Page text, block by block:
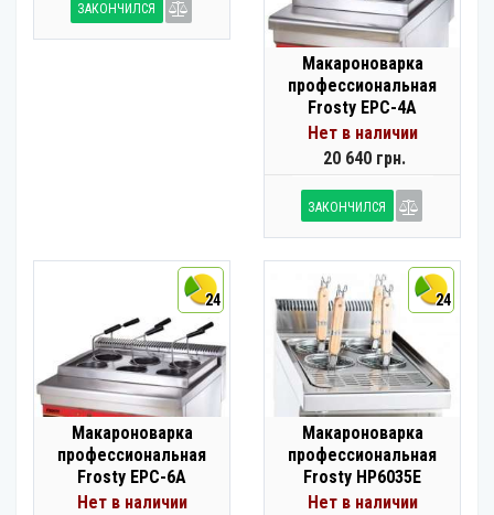
ЗАКОНЧИЛСЯ
Макароноварка
профессиональная
Frosty EPC-4A
Нет в наличии
20 640 грн.
ЗАКОНЧИЛСЯ
24
Макароноварка
профессиональная
Frosty EPC-6A
Нет в наличии
24
Макароноварка
профессиональная
Frosty HP6035E
Нет в наличии